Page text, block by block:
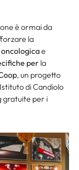
è ormai da
la
e
perla
, un progetto
di Candiolo
gratuite per i